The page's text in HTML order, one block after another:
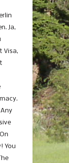
Ja,
Visa,
You